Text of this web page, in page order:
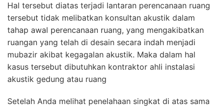
Hal tersebut diatas terjadi lantaran perencanaan ruang
tersebut tidak melibatkan konsultan akustik dalam
tahap awal perencanaan ruang, yang mengakibatkan
ruangan yang telah di desain secara indah menjadi
mubazir akibat kegagalan akustik. Maka dalam hal
kasus tersebut dibutuhkan kontraktor ahli instalasi
akustik gedung atau ruang
Setelah Anda melihat penelahaan singkat di atas sama